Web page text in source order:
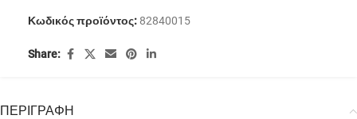
Κωδικός προϊόντος: 82840015
Share:
ΠΕΡΙΓΡΑΦΗ